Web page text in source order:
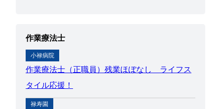
作業療法士
小禄病院
作業療法士（正職員）残業ほぼなし＿ライフス
タイル応援！
禄寿園